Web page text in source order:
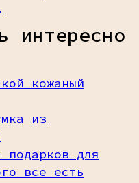
интересно
кожаный
из
подарков для
все есть